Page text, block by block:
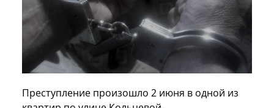
Преступление произошло 2 июня в одной из